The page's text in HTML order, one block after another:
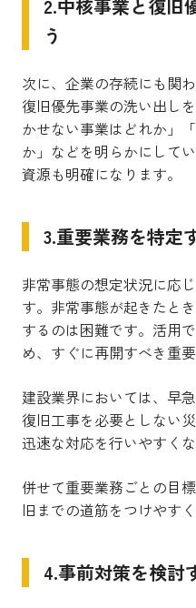
2.中核事業と復旧
う
次に、企業の存続にも関
復旧優先事業の洗い出し
かせない事業はどれか」
か」などを明らかにして
資源も明確になります。
3.重要業務を特定
非常事態の想定状況に応
す。非常事態が起きたと
するのは困難です。活用
め、すぐに再開すべき重
建設業界においては、早
復旧工事を必要としない
迅速な対応を行いやすくな
併せて重要業務ごとの目
旧までの道筋をつけやすく
4.事前対策を検討